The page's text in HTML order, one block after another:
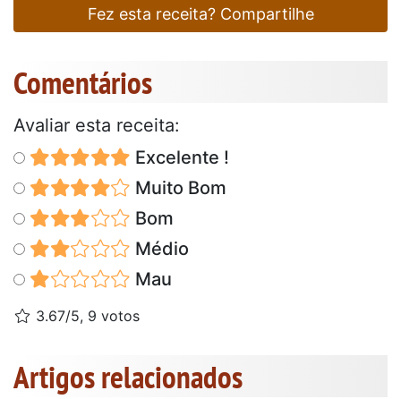
Fez esta receita? Compartilhe
Comentários
Avaliar esta receita:
Excelente !
Muito Bom
Bom
Médio
Mau
3.67/5, 9 votos
Artigos relacionados